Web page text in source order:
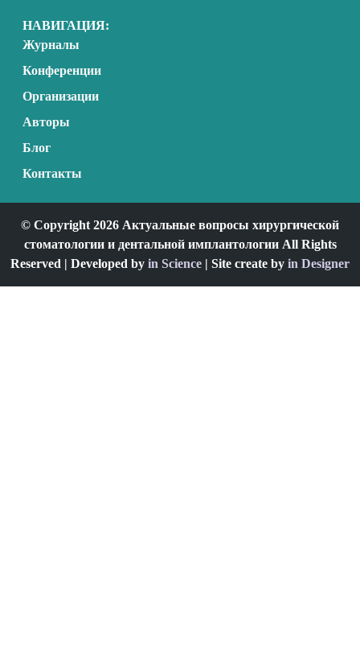
НАВИГАЦИЯ:
Журналы
Конференции
Организации
Авторы
Блог
Контакты
© Copyright 2026 Актуальные вопросы хирургической
стоматологии и дентальной имплантологии All Rights
Reserved | Developed by in Science | Site create by in Designer